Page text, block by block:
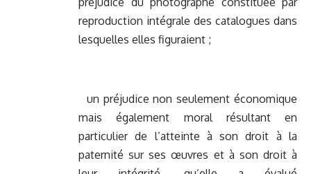
reproduction intégrale des catalogues dans
lesquelles elles figuraient ;
un préjudice non seulement économique
mais également moral résultant en
particulier de l’atteinte à son droit à la
paternité sur ses œuvres et à son droit à